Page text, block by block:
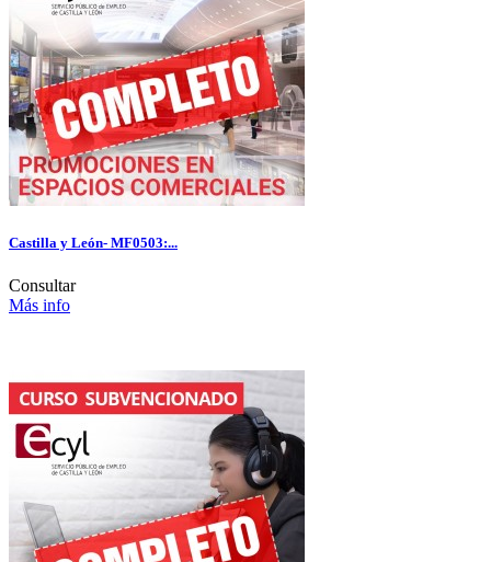
Castilla y León- MF0503:...
Consultar
Más info